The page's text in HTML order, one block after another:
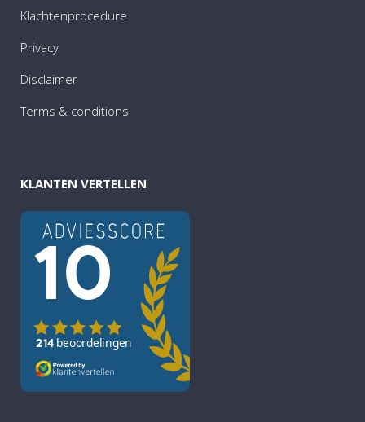
Klachtenprocedure
Privacy
Disclaimer
Terms & conditions
KLANTEN VERTELLEN